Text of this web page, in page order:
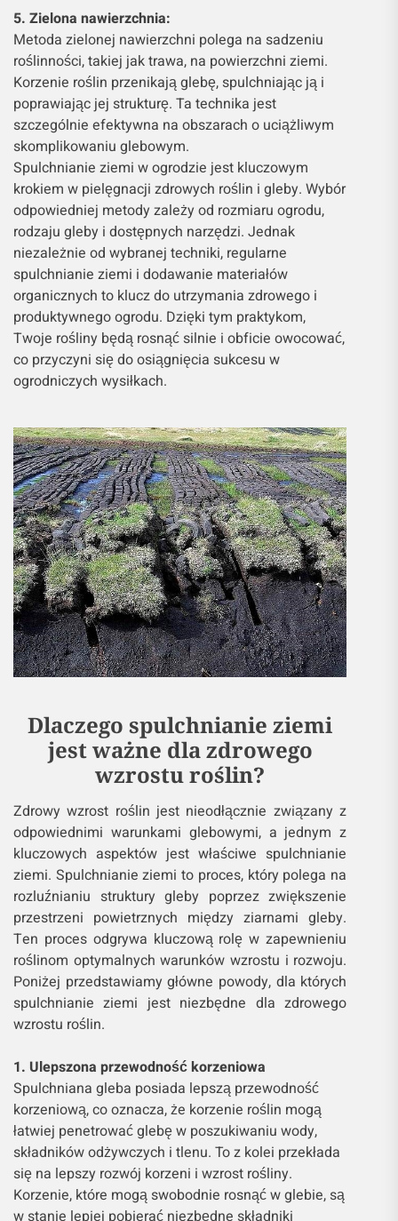
5. Zielona nawierzchnia:
Metoda zielonej nawierzchni polega na sadzeniu
roślinności, takiej jak trawa, na powierzchni ziemi.
Korzenie roślin przenikają glebę, spulchniając ją i
poprawiając jej strukturę. Ta technika jest
szczególnie efektywna na obszarach o uciążliwym
skomplikowaniu glebowym.
Spulchnianie ziemi w ogrodzie jest kluczowym
krokiem w pielęgnacji zdrowych roślin i gleby. Wybór
odpowiedniej metody zależy od rozmiaru ogrodu,
rodzaju gleby i dostępnych narzędzi. Jednak
niezależnie od wybranej techniki, regularne
spulchnianie ziemi i dodawanie materiałów
organicznych to klucz do utrzymania zdrowego i
produktywnego ogrodu. Dzięki tym praktykom,
Twoje rośliny będą rosnąć silnie i obficie owocować,
co przyczyni się do osiągnięcia sukcesu w
ogrodniczych wysiłkach.
Dlaczego spulchnianie ziemi
jest ważne dla zdrowego
wzrostu roślin?
Zdrowy wzrost roślin jest nieodłącznie związany z
odpowiednimi warunkami glebowymi, a jednym z
kluczowych aspektów jest właściwe spulchnianie
ziemi. Spulchnianie ziemi to proces, który polega na
rozluźnianiu struktury gleby poprzez zwiększenie
przestrzeni powietrznych między ziarnami gleby.
Ten proces odgrywa kluczową rolę w zapewnieniu
roślinom optymalnych warunków wzrostu i rozwoju.
Poniżej przedstawiamy główne powody, dla których
spulchnianie ziemi jest niezbędne dla zdrowego
wzrostu roślin.
1. Ulepszona przewodność korzeniowa
Spulchniana gleba posiada lepszą przewodność
korzeniową, co oznacza, że korzenie roślin mogą
łatwiej penetrować glebę w poszukiwaniu wody,
składników odżywczych i tlenu. To z kolei przekłada
się na lepszy rozwój korzeni i wzrost rośliny.
Korzenie, które mogą swobodnie rosnąć w glebie, są
w stanie lepiej pobierać niezbędne składniki